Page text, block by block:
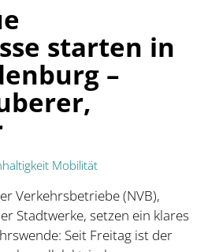
starten in
–
Mobilität
Verkehrsbetriebe (NVB),
Stadtwerke, setzen ein klares
Seit Freitag ist der